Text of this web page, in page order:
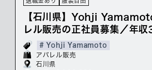
【石川県】Yohji
レル販売の正社員募集／年
# Yohji Yamamoto
アパレル販売
石川県